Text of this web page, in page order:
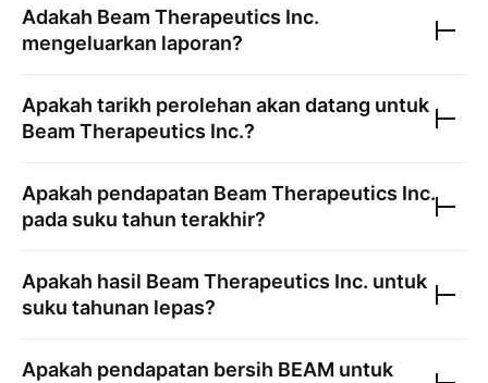
Adakah Beam Therapeutics Inc.
mengeluarkan laporan?
Apakah tarikh perolehan akan datang untuk
Beam Therapeutics Inc.?
Apakah pendapatan Beam Therapeutics Inc.
pada suku tahun terakhir?
Apakah hasil Beam Therapeutics Inc. untuk
suku tahunan lepas?
Apakah pendapatan bersih BEAM untuk